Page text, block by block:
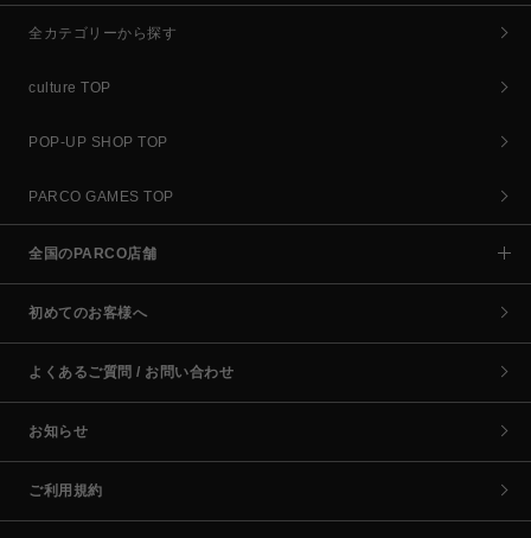
全カテゴリーから探す
culture TOP
POP-UP SHOP TOP
PARCO GAMES TOP
全国のPARCO店舗
初めてのお客様へ
よくあるご質問 / お問い合わせ
お知らせ
ご利用規約